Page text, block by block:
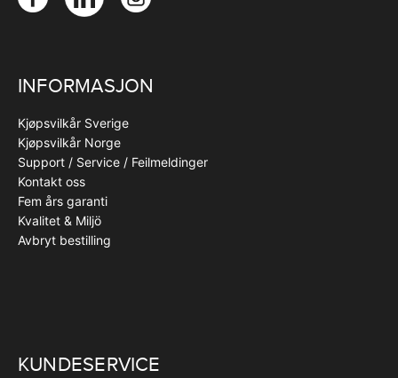
INFORMASJON
Kjøpsvilkår Sverige
Kjøpsvilkår Norge
Support / Service / Feilmeldinger
Kontakt oss
Fem års garanti
Kvalitet & Miljö
Avbryt bestilling
KUNDESERVICE